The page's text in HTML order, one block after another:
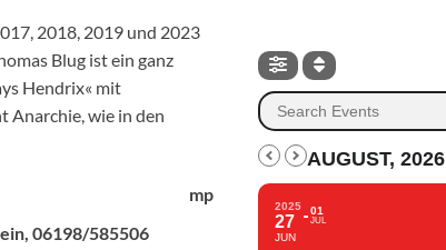
2018, 2019 und 2023
Blug ist ein ganz
Hendrix« mit
Anarchie, wie in den
mp
06198/585506
AUGUST, 2026
2025
27
JUN
01
JUL